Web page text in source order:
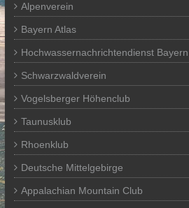
Alpenverein
Bayern Atlas
Hochwassernachrichtendienst Bayern
Schwarzwaldverein
Vogelsberger Höhenclub
Taunusklub
Rhoenklub
Deutsche Mittelgebirge
Appalachian Mountain Club